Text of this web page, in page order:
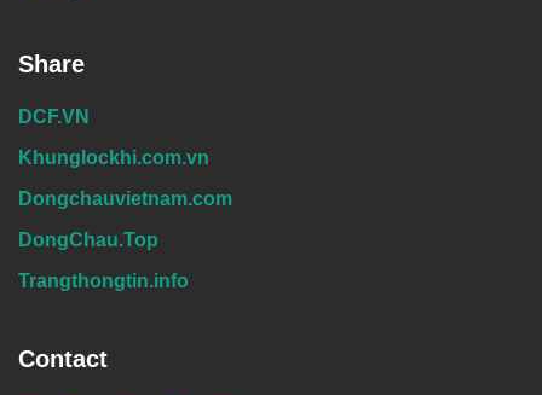
Share
DCF.VN
Khunglockhi.com.vn
Dongchauvietnam.com
DongChau.Top
Trangthongtin.info
Contact